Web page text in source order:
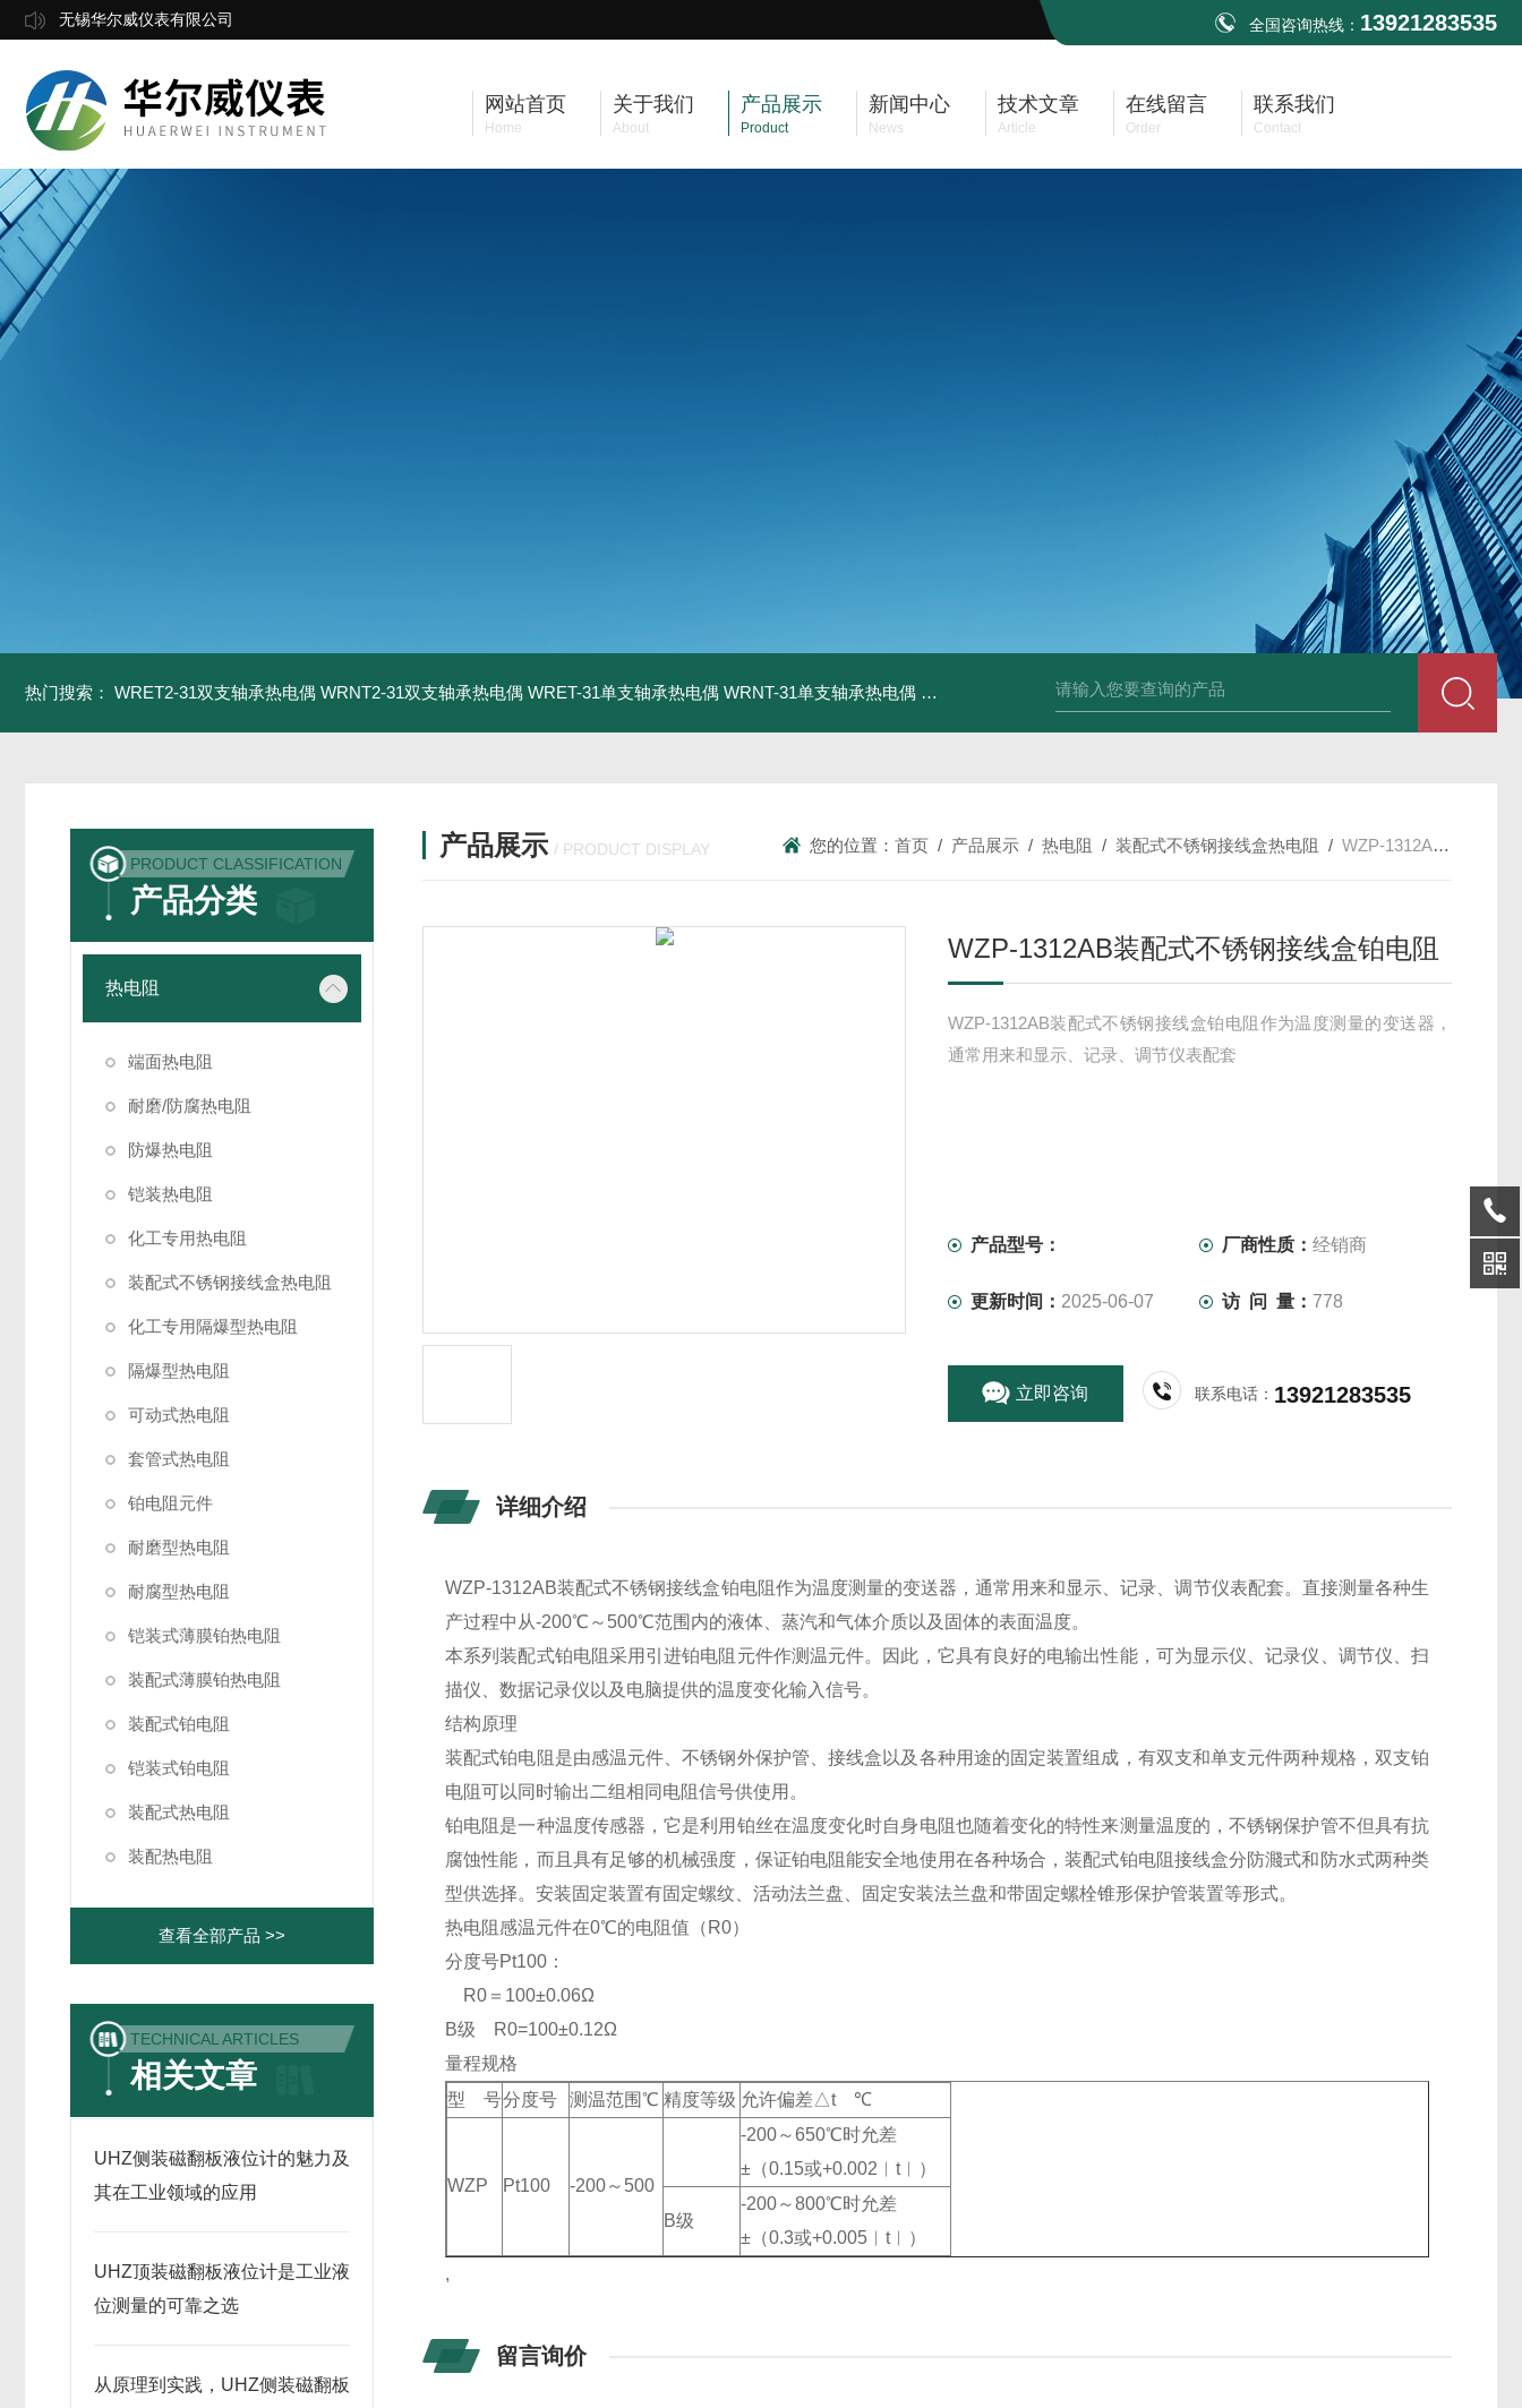
无锡华尔威仪表有限公司 全国咨询热线： 13921283535
网站首页
Home
关于我们
About
产品展示
Product
新闻中心
News
技术文章
Article
在线留言
Order
联系我们
Contact
热门搜索： WRET2-31双支轴承热电偶 WRNT2-31双支轴承热电偶 WRET-31单支轴承热电偶 WRNT-31单支轴承热电偶 WZP-731套管式热电阻 WZP2-731套管式热电阻 塑料液面计
PRODUCT CLASSIFICATION
产品分类
热电阻
端面热电阻
耐磨/防腐热电阻
防爆热电阻
铠装热电阻
化工专用热电阻
装配式不锈钢接线盒热电阻
化工专用隔爆型热电阻
隔爆型热电阻
可动式热电阻
套管式热电阻
铂电阻元件
耐磨型热电阻
耐腐型热电阻
铠装式薄膜铂热电阻
装配式薄膜铂热电阻
装配式铂电阻
铠装式铂电阻
装配式热电阻
装配热电阻
查看全部产品 >>
TECHNICAL ARTICLES
相关文章
UHZ侧装磁翻板液位计的魅力及
其在工业领域的应用
UHZ顶装磁翻板液位计是工业液
位测量的可靠之选
从原理到实践，UHZ侧装磁翻板
产品展示 / PRODUCT DISPLAY 您的位置：首页 / 产品展示 /热电阻 / 装配式不锈钢接线盒热电阻 /WZP-1312AB装配式不锈钢接线盒铂电阻
WZP-1312AB装配式不锈钢接线盒铂电阻
WZP-1312AB装配式不锈钢接线盒铂电阻作为温度测量的变送器，
通常用来和显示、记录、调节仪表配套
产品型号： 厂商性质：经销商
更新时间： 2025-06-07 访 问 量： 778
立即咨询 联系电话： 13921283535
详细介绍
WZP-1312AB装配式不锈钢接线盒铂电阻作为温度测量的变送器，通常用来和显示、记录、调节仪表配套。直接测量各种生
产过程中从-200℃～500℃范围内的液体、蒸汽和气体介质以及固体的表面温度。
本系列装配式铂电阻采用引进铂电阻元件作测温元件。因此，它具有良好的电输出性能，可为显示仪、记录仪、调节仪、扫
描仪、数据记录仪以及电脑提供的温度变化输入信号。
结构原理
装配式铂电阻是由感温元件、不锈钢外保护管、接线盒以及各种用途的固定装置组成，有双支和单支元件两种规格，双支铂
电阻可以同时输出二组相同电阻信号供使用。
铂电阻是一种温度传感器，它是利用铂丝在温度变化时自身电阻也随着变化的特性来测量温度的，不锈钢保护管不但具有抗
腐蚀性能，而且具有足够的机械强度，保证铂电阻能安全地使用在各种场合，装配式铂电阻接线盒分防濺式和防水式两种类
型供选择。安装固定装置有固定螺纹、活动法兰盘、固定安装法兰盘和带固定螺栓锥形保护管装置等形式。
热电阻感温元件在0℃的电阻值（R0）
分度号Pt100：
R0＝100±0.06Ω
B级 R0=100±0.12Ω
量程规格
型 号分度号 测温范围℃ 精度等级 允许偏差△t ℃
WZP Pt100 -200～500
-200～650℃时允差
±（0.15或+0.002︱t︱）
B级
-200～800℃时允差
±（0.3或+0.005︱t︱）
,
留言询价